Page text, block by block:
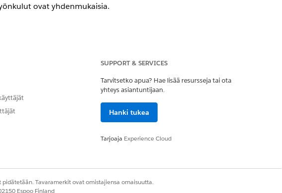
ovat yhdenmukaisia.
Agentforce IT Service -palvelun avulla.
suojauskäytäntöön.
epäilyttävistä sähköposteista tai tietojen kalasteluista.
tietoturvahaavoitteita.
SUPPORT & SERVICES
Tarvitsetko apua? Hae lisää resursseja tai ota
yhteys asiantuntijaan.
Hanki tukea
Tarjoaja Experience Cloud
Tavaramerkit ovat omistajiensa omaisuutta.
Espoo Finland